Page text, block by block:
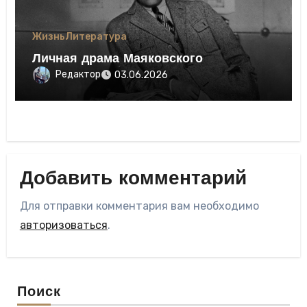
ЖизньЛитература
Личная драма Маяковского
Редактор 03.06.2026
Добавить комментарий
Для отправки комментария вам необходимо
авторизоваться.
Поиск